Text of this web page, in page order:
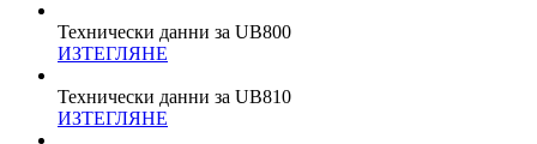
Технически данни за UB800
ИЗТЕГЛЯНЕ
Технически данни за UB810
ИЗТЕГЛЯНЕ